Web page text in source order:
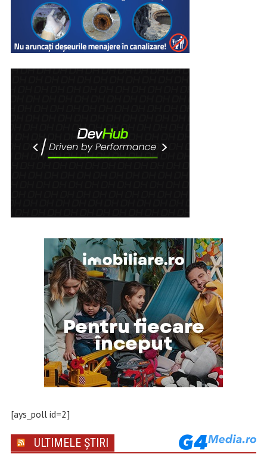
[ays_poll id=2]
ULTIMELE ȘTIRI